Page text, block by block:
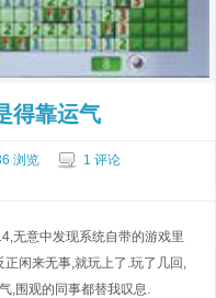
得靠运气
浏览
1 评论
无意中发现系统自带的游戏里
闲来无事,就玩上了.玩了几回,
,围观的同事都替我叹息.